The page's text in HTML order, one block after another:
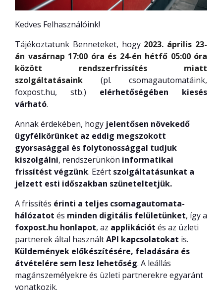
Kedves Felhasználóink!
Tájékoztatunk Benneteket, hogy 2023. április 23-
án vasárnap 17:00 óra és 24-én hétfő 05:00 óra
között rendszerfrissítés miatt
szolgáltatásaink (pl. csomagautomatáink,
foxpost.hu, stb.) elérhetőségében kiesés
várható.
Annak érdekében, hogy jelentősen növekedő
ügyfélkörünket az eddig megszokott
gyorsasággal és folytonossággal tudjuk
kiszolgálni, rendszerünkön informatikai
frissítést végzünk. Ezért szolgáltatásunkat a
jelzett esti időszakban szüneteltetjük.
A frissítés érinti a teljes csomagautomata-
hálózatot és minden digitális felületünket, így a
foxpost.hu honlapot, az applikációt és az üzleti
partnerek által használtAPI kapcsolatokat is.
Küldemények előkészítésére, feladására és
átvételére sem lesz lehetőség. A leállás
magánszemélyekre és üzleti partnerekre egyaránt
vonatkozik.